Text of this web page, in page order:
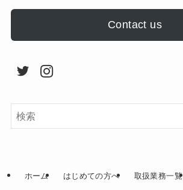
Contact us
ホーム はじめての方へ 取扱業務一覧